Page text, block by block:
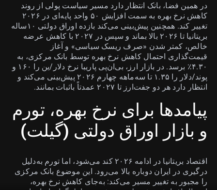
در همین فضا، بانک انتظار دارد مسیر سیاست پولی از روند
کاهش نرخ بهره به سمت افزایش ۵۰ واحد پایه‌ای در ۲۰۲۶
تغییر کند. همچنین پیش‌بینی می‌کند بازده اوراق دولتی ۱۰ساله
بریتانیا تا ۲۰۲۶ بالا بماند و سپس در ۲۰۲۷ با کاهش عرضه
خالص، کمتر شدن «صرف ریسک سیاسی» و آغاز
قیمت‌گذاری احتمال کاهش نرخ بهره توسط بانک مرکزی، به
۴.۳۰٪ برسد. در بازار ارز، بی‌ان‌پی پاریبا نرخ دلار/ین را ۱۶۰ و
پوند/دلار را ۱.۳۵ تا سه‌ماهه چهارم ۲۰۲۶ پیش‌بینی می‌کند و
انتظار دارد هر دو جفت‌ارز تا ۲۰۲۷ عمدتاً باثبات بمانند.
پیامدها برای نرخ بهره، تورم
و بازار اوراق دولتی (گیلت)
اقتصاد بریتانیا در ادامه ۲۰۲۶ کند می‌شود، اما تورم به‌دلیل
درگیری در ایران دوباره بالا می‌رود. این موضوع بانک مرکزی
را مجبور به تغییر مسیر می‌کند: به‌جای کاهش نرخ بهره،